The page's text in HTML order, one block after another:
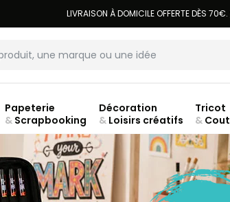
LIVRAISON À DOMICILE OFFERTE DÈS 70€.
Papeterie
&Scrapbooking
Décoration
&Loisirs créatifs
Tricot
&